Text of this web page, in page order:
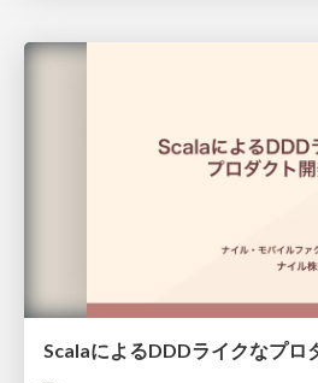
ScalaによるDDDライクなプロ